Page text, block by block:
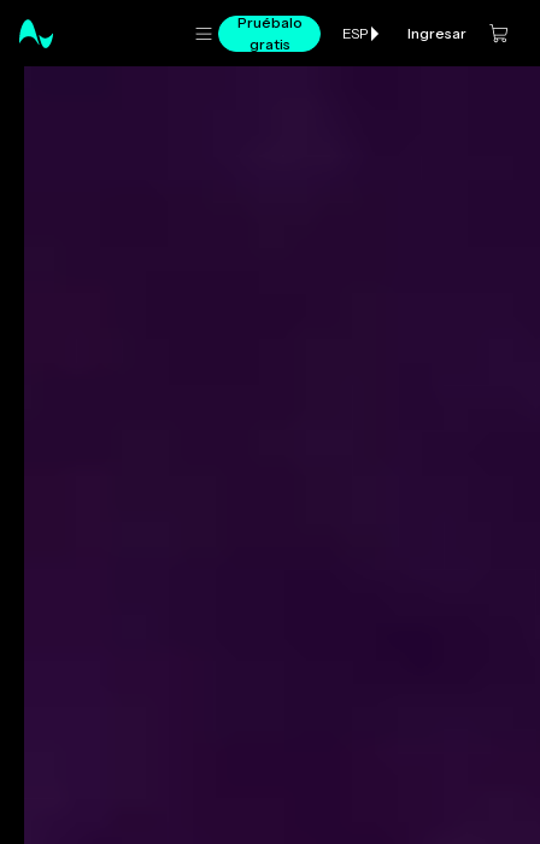
Pruébalo
gratis
ESP Ingresar